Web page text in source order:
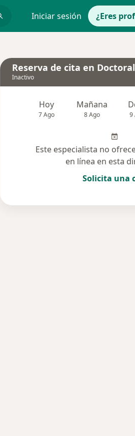
Iniciar sesión ¿Eres
Reserva de cita en
Inactivo
Hoy
7 Ago
Mañana
8 Ago 9
Este especialista no
en línea en esta
Solicita una